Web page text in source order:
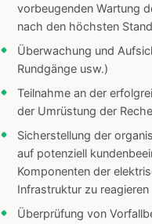
vorbeugenden Wartung
nach den höchsten
Überwachung und
Rundgänge usw.)
Teilnahme an der
der Umrüstung der
Sicherstellung der
auf potenziell
Komponenten der
Infrastruktur zu reagieren
Überprüfung von